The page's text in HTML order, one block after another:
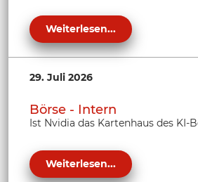
Weiterlesen...
29. Juli 2026
Börse - Intern
Ist Nvidia das Kartenhaus des KI-
Weiterlesen...